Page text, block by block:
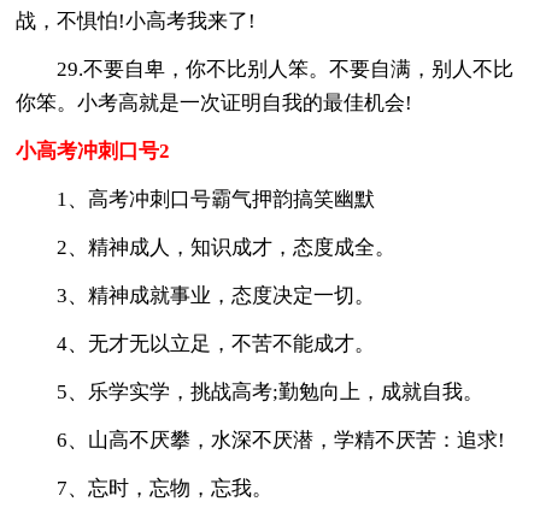
战，不惧怕!小高考我来了!
29.不要自卑，你不比别人笨。不要自满，别人不比
你笨。小考高就是一次证明自我的最佳机会!
小高考冲刺口号2
1、高考冲刺口号霸气押韵搞笑幽默
2、精神成人，知识成才，态度成全。
3、精神成就事业，态度决定一切。
4、无才无以立足，不苦不能成才。
5、乐学实学，挑战高考;勤勉向上，成就自我。
6、山高不厌攀，水深不厌潜，学精不厌苦：追求!
7、忘时，忘物，忘我。